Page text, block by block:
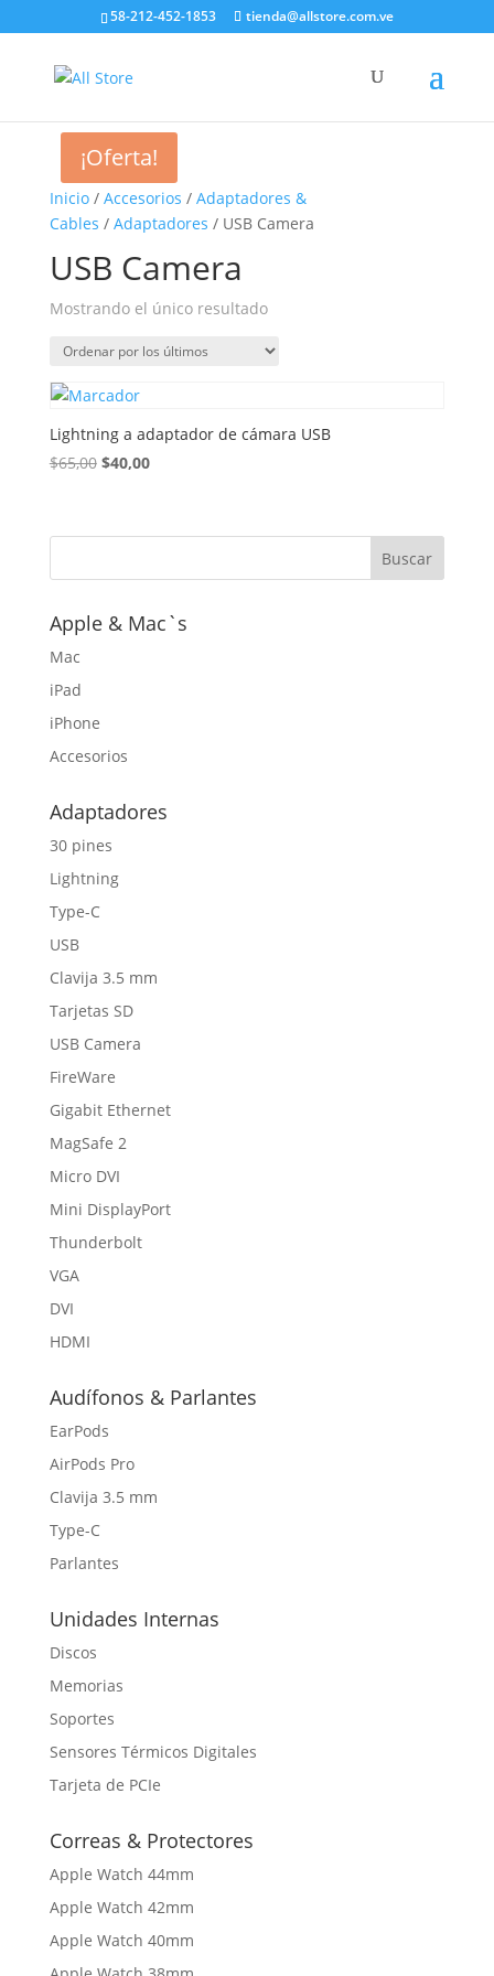
58-212-452-1853 tienda@allstore.com.ve
Inicio/ Accesorios / Adaptadores &
Cables / Adaptadores / USB Camera
USB Camera
Mostrando el único resultado
¡Oferta!
Lightning a adaptador de cámara USB
$65,00 El
era:
$40,00El
es:
Apple & Mac`s
Mac
iPad
iPhone
Accesorios
Adaptadores
30 pines
Lightning
Type-C
USB
Clavija 3.5 mm
Tarjetas SD
USB Camera
FireWare
Gigabit Ethernet
MagSafe 2
Micro DVI
Mini DisplayPort
Thunderbolt
VGA
DVI
HDMI
Audífonos & Parlantes
EarPods
AirPods Pro
Clavija 3.5 mm
Type-C
Parlantes
Unidades Internas
Discos
Memorias
Soportes
Sensores Térmicos Digitales
Tarjeta de PCIe
Correas & Protectores
Apple Watch 44mm
Apple Watch 42mm
Apple Watch 40mm